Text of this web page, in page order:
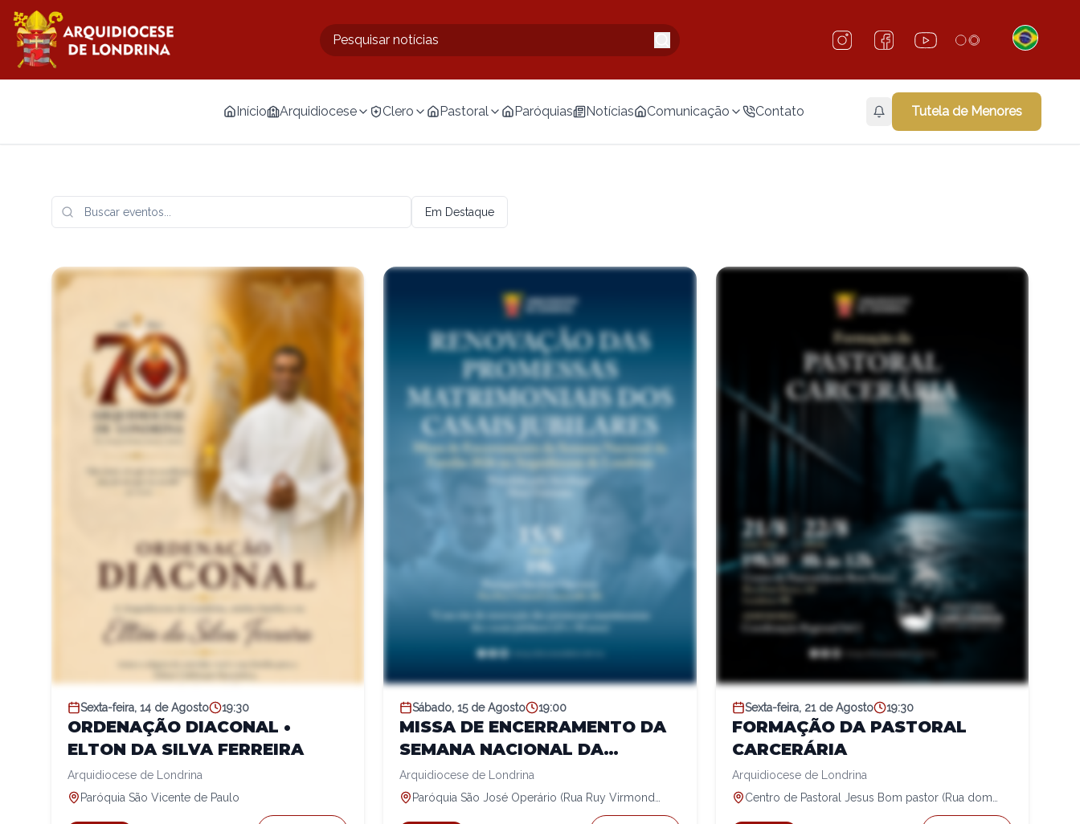
Início Arquidiocese Clero Pastoral Paróquias Notícias Comunicação Contato Tutela de Menores
Em Destaque
Sexta-feira, 14 de Agosto 19:30
ORDENAÇÃO DIACONAL •
ELTON DA SILVA FERREIRA
Arquidiocese de Londrina
Paróquia São Vicente de Paulo
Sábado, 15 de Agosto 19:00
MISSA DE ENCERRAMENTO DA
SEMANA NACIONAL DA
FAMÍLIA
Arquidiocese de Londrina
Paróquia São José Operário (Rua Ruy Virmond
Sexta-feira, 21 de Agosto 19:30
FORMAÇÃO DA PASTORAL
CARCERÁRIA
Arquidiocese de Londrina
Centro de Pastoral Jesus Bom pastor (Rua dom